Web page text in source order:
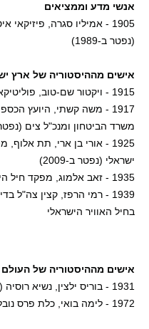
אנשי מדע וממציאים
1905 - אמיליו סגרה,
(נפטר ב-1989)
אישים מההיסטוריה של ארץ
1915 - ויקטור שם-טוב, פוליטיקאי ישראלי (נפטר ב-2014)
1917 - משה קשתי, היועץ
משרד הביטחון ומנכ"ל צים (נפטר ב-
1925 - אורי בן ארי, תת
ישראלי (נפטר ב-2009)
1935 - זאב אלמוג, מפקד חיל הים הישראלי
1939 - רמי הרפז, קצין
בחיל האוויר הישראלי
אישים מההיסטוריה של העולם
1931 - בוריס ילצין, נשיא רוסיה (נפטר ב-2007)
1972 - לימה בואי, כלת פרס נובל לשלום